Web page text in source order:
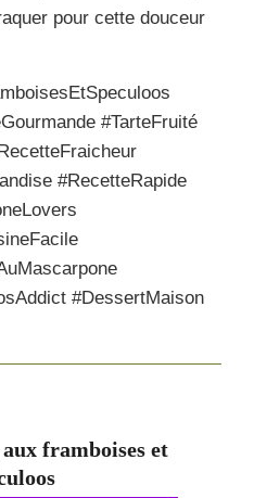
pour cette douceur
#TarteFruité
#RecetteRapide
#DessertMaison
framboises et